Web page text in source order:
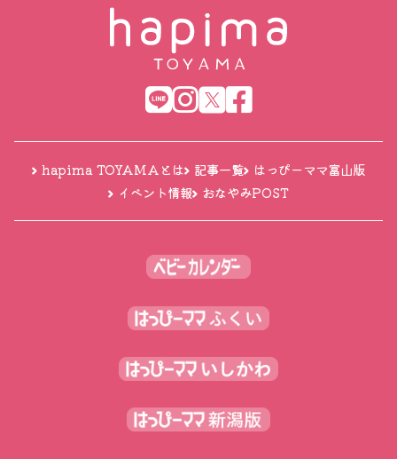
hapima TOYAMAとは 記事一覧
はっぴーママ富山版
イベント情報
おなやみPOST